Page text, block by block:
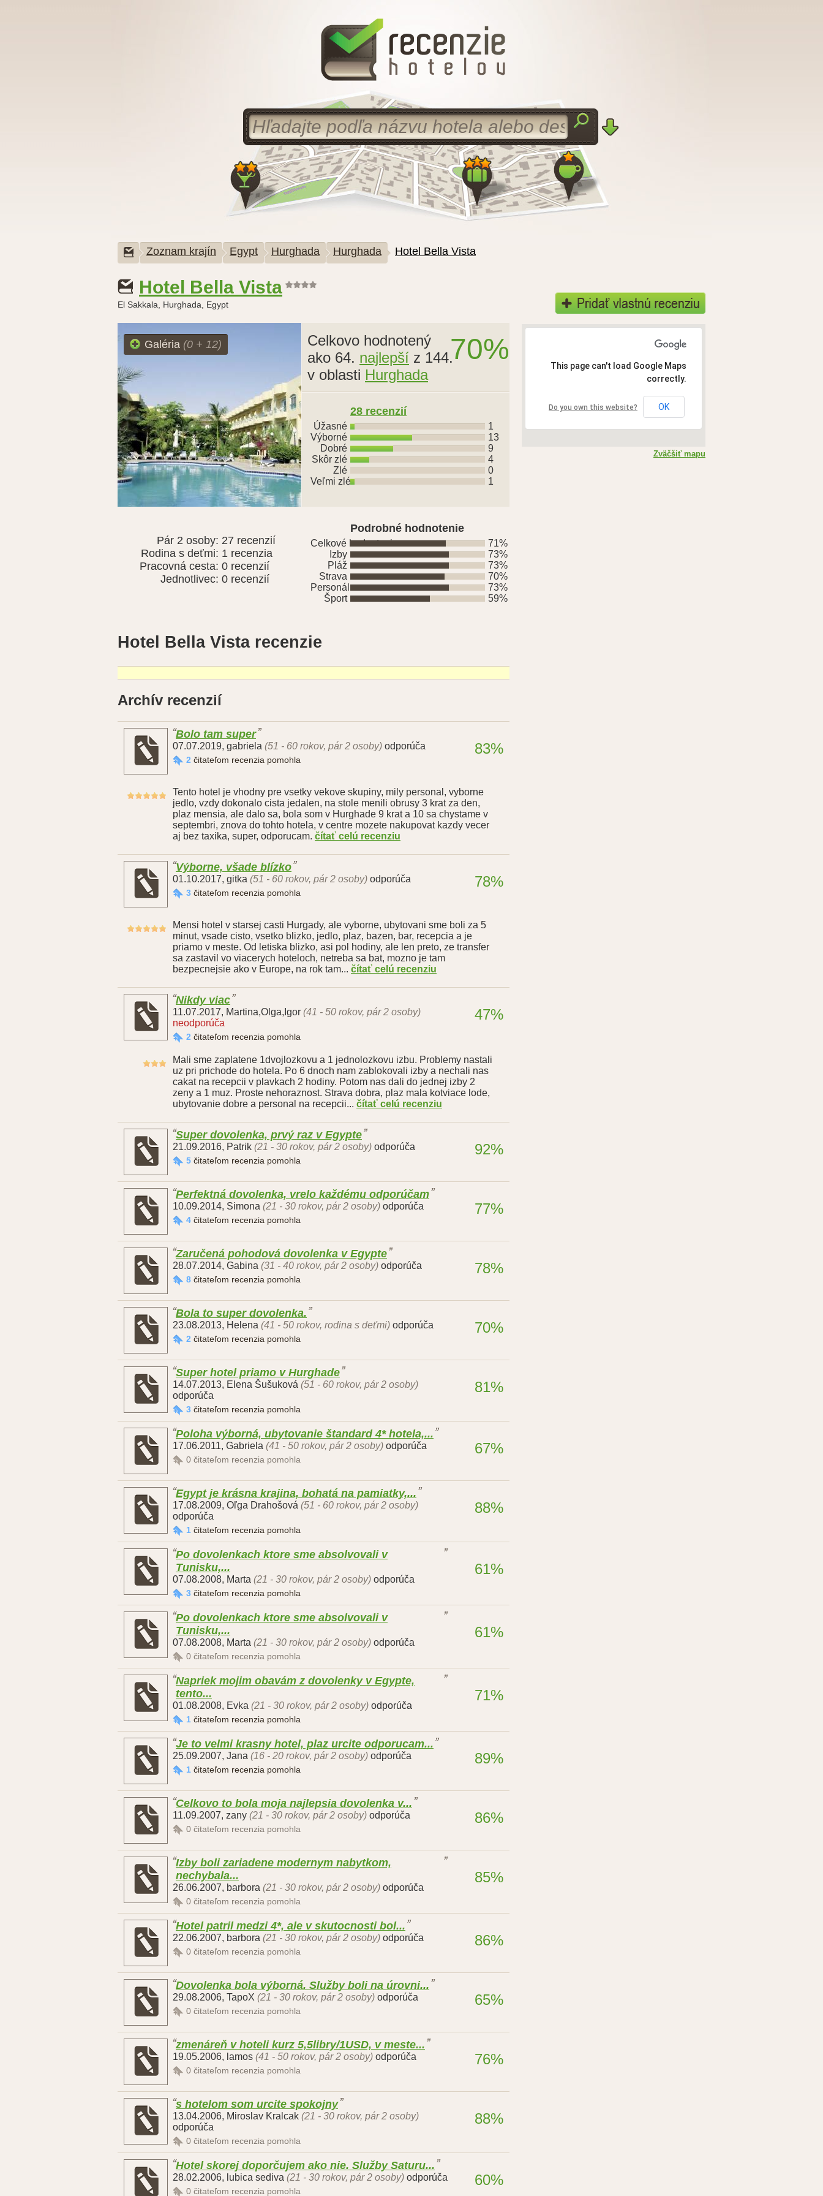
Zoznam krajín Egypt Hurghada Hurghada Hotel Bella Vista
Hotel Bella Vista
El Sakkala, Hurghada, Egypt
Galéria (0 + 12) 70%
Celkovo hodnotený
ako 64. najlepší z 144.
v oblasti Hurghada
28 recenzií
Úžasné
1
Výborné
13
Dobré
9
Skôr zlé
4
Zlé
0
Veľmi zlé
1
Pár 2 osoby: 27 recenzií
Rodina s deťmi: 1 recenzia
Pracovná cesta: 0 recenzií
Jednotlivec: 0 recenzií
Podrobné hodnotenie
Celkové hodnotenie
71%
Izby
73%
Pláž
73%
Strava
70%
Personál
73%
Šport
59%
Hotel Bella Vista recenzie
Archív recenzií
Bolo tam super
07.07.2019, gabriela (51 - 60 rokov, pár 2 osoby) odporúča
2 čitateľom recenzia pomohla
83%
Tento hotel je vhodny pre vsetky vekove skupiny, mily personal, vyborne
jedlo, vzdy dokonalo cista jedalen, na stole menili obrusy 3 krat za den,
plaz mensia, ale dalo sa, bola som v Hurghade 9 krat a 10 sa chystame v
septembri, znova do tohto hotela, v centre mozete nakupovat kazdy vecer
aj bez taxika, super, odporucam. čítať celú recenziu
Výborne, všade blízko
01.10.2017, gitka (51 - 60 rokov, pár 2 osoby) odporúča
3 čitateľom recenzia pomohla
78%
Mensi hotel v starsej casti Hurgady, ale vyborne, ubytovani sme boli za 5
minut, vsade cisto, vsetko blizko, jedlo, plaz, bazen, bar, recepcia a je
priamo v meste. Od letiska blizko, asi pol hodiny, ale len preto, ze transfer
sa zastavil vo viacerych hoteloch, netreba sa bat, mozno je tam
bezpecnejsie ako v Europe, na rok tam... čítať celú recenziu
Nikdy viac
11.07.2017, Martina,Olga,Igor (41 - 50 rokov, pár 2 osoby)
neodporúča
2 čitateľom recenzia pomohla
47%
Mali sme zaplatene 1dvojlozkovu a 1 jednolozkovu izbu. Problemy nastali
uz pri prichode do hotela. Po 6 dnoch nam zablokovali izby a nechali nas
cakat na recepcii v plavkach 2 hodiny. Potom nas dali do jednej izby 2
zeny a 1 muz. Proste nehoraznost. Strava dobra, plaz mala kotviace lode,
ubytovanie dobre a personal na recepcii... čítať celú recenziu
Super dovolenka, prvý raz v Egypte
21.09.2016, Patrik (21 - 30 rokov, pár 2 osoby) odporúča
5 čitateľom recenzia pomohla
92%
Perfektná dovolenka, vrelo každému odporúčam
10.09.2014, Simona (21 - 30 rokov, pár 2 osoby) odporúča
4 čitateľom recenzia pomohla
77%
Zaručená pohodová dovolenka v Egypte
28.07.2014, Gabina (31 - 40 rokov, pár 2 osoby) odporúča
8 čitateľom recenzia pomohla
78%
Bola to super dovolenka.
23.08.2013, Helena (41 - 50 rokov, rodina s deťmi) odporúča
2 čitateľom recenzia pomohla
70%
Super hotel priamo v Hurghade
14.07.2013, Elena Šušuková (51 - 60 rokov, pár 2 osoby)
odporúča
3 čitateľom recenzia pomohla
81%
Poloha výborná, ubytovanie štandard 4* hotela,...
17.06.2011, Gabriela (41 - 50 rokov, pár 2 osoby) odporúča
0 čitateľom recenzia pomohla
67%
Egypt je krásna krajina, bohatá na pamiatky,...
17.08.2009, Oľga Drahošová (51 - 60 rokov, pár 2 osoby)
odporúča
1 čitateľom recenzia pomohla
88%
Po dovolenkach ktore sme absolvovali v
Tunisku,...
07.08.2008, Marta (21 - 30 rokov, pár 2 osoby) odporúča
3 čitateľom recenzia pomohla
61%
Po dovolenkach ktore sme absolvovali v
Tunisku,...
07.08.2008, Marta (21 - 30 rokov, pár 2 osoby) odporúča
0 čitateľom recenzia pomohla
61%
Napriek mojim obavám z dovolenky v Egypte,
tento...
01.08.2008, Evka (21 - 30 rokov, pár 2 osoby) odporúča
1 čitateľom recenzia pomohla
71%
Je to velmi krasny hotel, plaz urcite odporucam...
25.09.2007, Jana (16 - 20 rokov, pár 2 osoby) odporúča
1 čitateľom recenzia pomohla
89%
Celkovo to bola moja najlepsia dovolenka v...
11.09.2007, zany (21 - 30 rokov, pár 2 osoby) odporúča
0 čitateľom recenzia pomohla
86%
Izby boli zariadene modernym nabytkom,
nechybala...
26.06.2007, barbora (21 - 30 rokov, pár 2 osoby) odporúča
0 čitateľom recenzia pomohla
85%
Hotel patril medzi 4*, ale v skutocnosti bol...
22.06.2007, barbora (21 - 30 rokov, pár 2 osoby) odporúča
0 čitateľom recenzia pomohla
86%
Dovolenka bola výborná. Služby boli na úrovni...
29.08.2006, TapoX (21 - 30 rokov, pár 2 osoby) odporúča
0 čitateľom recenzia pomohla
65%
zmenáreň v hoteli kurz 5,5libry/1USD, v meste...
19.05.2006, lamos (41 - 50 rokov, pár 2 osoby) odporúča
0 čitateľom recenzia pomohla
76%
s hotelom som urcite spokojny
13.04.2006, Miroslav Kralcak (21 - 30 rokov, pár 2 osoby)
odporúča
0 čitateľom recenzia pomohla
88%
Hotel skorej doporčujem ako nie. Služby Saturu...
28.02.2006, lubica sediva (21 - 30 rokov, pár 2 osoby) odporúča
0 čitateľom recenzia pomohla
60%
This page can't load Google Maps
correctly.
Do you own this website? OK
Zväčšiť mapu